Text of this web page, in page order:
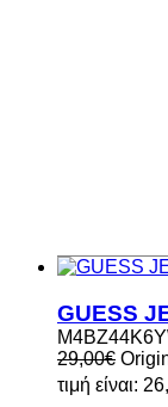
GUESS
29,00€
τιμή είναι: